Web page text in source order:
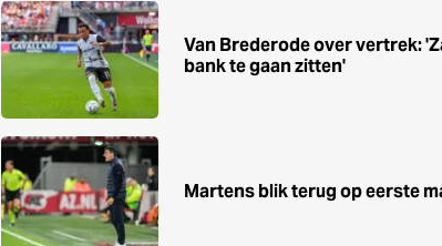
Van Brederode over vertrek:
bank te gaan zitten'
Martens blik terug op eerste